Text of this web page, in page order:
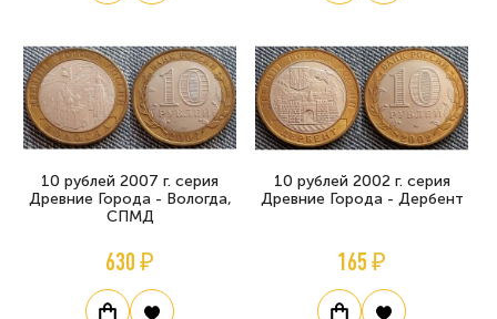
10 рублей 2007 г. серия
Древние Города - Вологда,
СПМД
630 ₽
10 рублей 2002 г. серия
Древние Города - Дербент
165 ₽